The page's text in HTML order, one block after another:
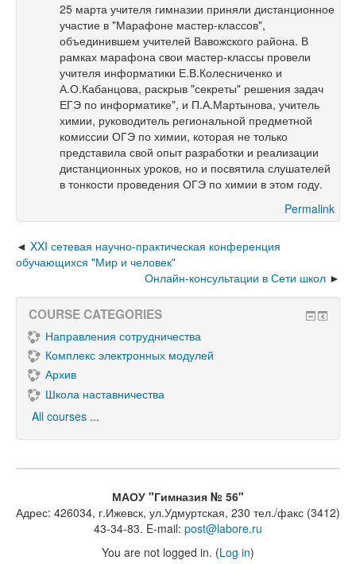
25 марта учителя гимназии приняли дистанционное
участие в "Марафоне мастер-классов",
объединившем учителей Вавожского района. В
рамках марафона свои мастер-классы провели
учителя информатики Е.В.Колесниченко и
А.О.Кабанцова, раскрыв "секреты" решения задач
ЕГЭ по информатике", и П.А.Мартынова, учитель
химии, руководитель региональной предметной
комиссии ОГЭ по химии, которая не только
представила свой опыт разработки и реализации
дистанционных уроков, но и посвятила слушателей
в тонкости проведения ОГЭ по химии в этом году.
Permalink
XXI сетевая научно-практическая конференция
обучающихся "Мир и человек"
Онлайн-консультации в Сети школ
COURSE CATEGORIES
Направления сотрудничества
Комплекс электронных модулей
Архив
Школа наставничества
All courses ...
МАОУ "Гимназия № 56"
Адрес: 426034, г.Ижевск, ул.Удмуртская, 230 тел./факс (3412)
43-34-83. E-mail: post@labore.ru
You are not logged in. (Log in)